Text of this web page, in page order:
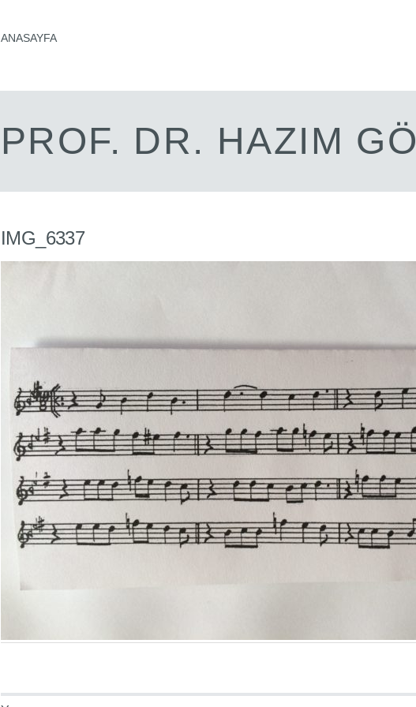
ANASAYFA
PROF. DR. HAZIM
IMG_6337